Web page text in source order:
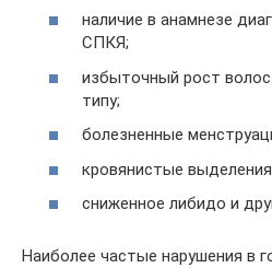
наличие в анамнезе
СПКЯ;
избыточный рост
типу;
болезненные
кровянистые
сниженное либидо и
Наиболее частые нарушения в